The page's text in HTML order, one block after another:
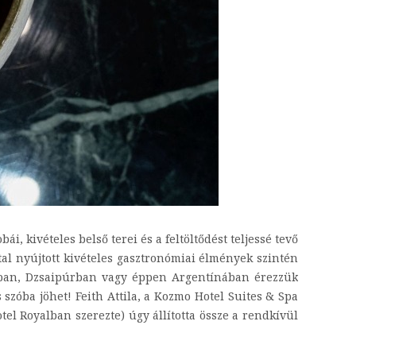
kivételes belső terei és a feltöltődést teljessé tevő
nyújtott kivételes gasztronómiai élmények szintén
Dzsaipúrban vagy éppen Argentínában érezzük
jöhet! Feith Attila, a Kozmo Hotel Suites & Spa
Royalban szerezte) úgy állította össze a rendkívül